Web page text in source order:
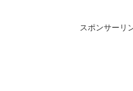
💖 –
スポンサーリ